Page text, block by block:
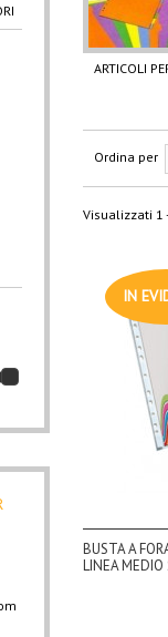
ARTICOLI
Ordina per
Visualizzati 1
IN
BUSTA A
LINEA MEDIO